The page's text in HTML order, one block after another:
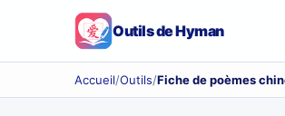
Outils de Hyman
Accueil/Outils/Fiche de poèmes